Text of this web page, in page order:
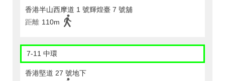
香港半山西摩道 1 號輝煌臺 7 號舖
距離 110m
7-11 中環
香港堅道 27 號地下